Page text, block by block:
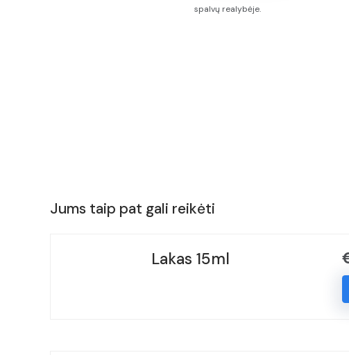
spalvų realybėje.
Jums taip pat gali reikėti
Lakas 15ml